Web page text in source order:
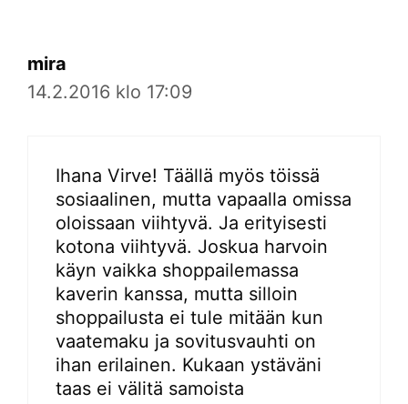
mira
14.2.2016 klo 17:09
Ihana Virve! Täällä myös töissä
sosiaalinen, mutta vapaalla omissa
oloissaan viihtyvä. Ja erityisesti
kotona viihtyvä. Joskua harvoin
käyn vaikka shoppailemassa
kaverin kanssa, mutta silloin
shoppailusta ei tule mitään kun
vaatemaku ja sovitusvauhti on
ihan erilainen. Kukaan ystäväni
taas ei välitä samoista